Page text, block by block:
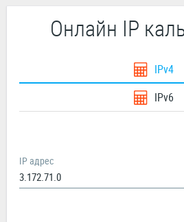
Онлайн IP
IPv4
IPv6
IP адрес